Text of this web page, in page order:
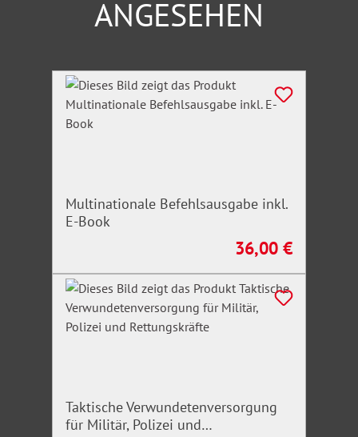
ANGESEHEN
Produktgalerie überspringen
Multinationale Befehlsausgabe inkl.
E-Book
Regulärer Preis:
36,00 €
Taktische Verwundetenversorgung
für Militär, Polizei und